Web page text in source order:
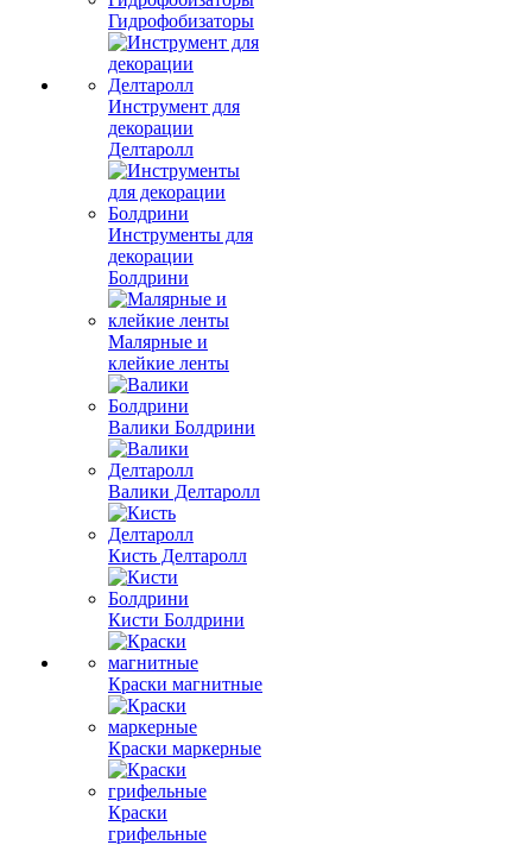
Гидрофобизаторы
Инструмент для
декорации
Делтаролл
Инструменты для
декорации
Болдрини
Малярные и
клейкие ленты
Валики Болдрини
Валики Делтаролл
Кисть Делтаролл
Кисти Болдрини
Краски магнитные
Краски маркерные
Краски
грифельные